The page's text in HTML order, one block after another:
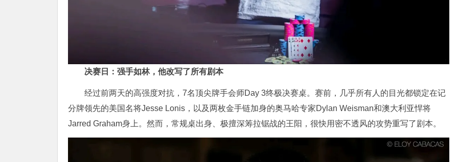
决赛日：强手如林，他改写了所有剧本
经过前两天的高强度对抗，7名顶尖牌手会师Day 3终极决赛桌。赛前，几乎所有人的目光都锁定在记
分牌领先的美国名将Jesse Lonis，以及两枚金手链加身的奥马哈专家Dylan Weisman和澳大利亚悍将
Jarred Graham身上。然而，常规桌出身、极擅深筹拉锯战的王阳，很快用密不透风的攻势重写了剧本。